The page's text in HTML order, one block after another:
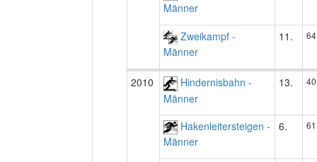
Männer
Zweikampf -
Männer
11. 64
2010
Hindernisbahn -
Männer
13. 40
Hakenleitersteigen -
Männer
6. 61